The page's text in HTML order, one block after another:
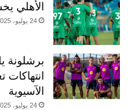
الأهلي
24 يوليو، 2025
برشلونة
انتهاكات
الآسيوية
24 يوليو، 2025